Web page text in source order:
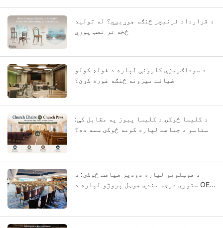
د قرارداد فرنیچر څنګه جوړیږي؟ له تولید
څخه تر نصب پورې
د سوداګریزې کارونې لپاره د فولډ کولو
ضیافت میزونه څنګه غوره کړئ؟
د کلیسا څوکۍ د کلیسا پیوز په مقابل کې:
ستاسو د جماعت لپاره کومه څوکۍ سمه ده؟
د هوټلونو لپاره دودیز ضیافت څوکۍ: د
ستوري درجه بندي هوټل پروژو لپاره د OEM